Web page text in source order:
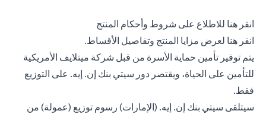
انقر هنا (opens in a new tab)للاطلاع على شروط وأحكام المنتج
انقر هنا (opens in a new tab)لعرض مزايا المنتج وتفاصيل الأقساط.
يتم توفير تأمين حماية الأسرة من قبل شركة ميتلايف الأمريكية
للتأمين على الحياة، ويقتصر دور سيتي بنك إن. إيه. على التوزيع
فقط.
سيتلقى سيتي بنك إن. إيه. (الإمارات) رسوم توزيع (عمولة) من